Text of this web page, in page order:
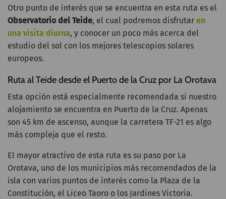
Otro punto de interés que se encuentra en esta ruta es el
Observatorio del Teide, el cual podremos disfrutar en
una visita diurna, y conocer un poco más acerca del
estudio del sol con los mejores telescopios solares
europeos.
Ruta al Teide desde el Puerto de la Cruz por La Orotava
Esta opción está especialmente recomendada si nuestro
alojamiento se encuentra en Puerto de la Cruz. Apenas
son 45 km de ascenso, aunque la carretera TF-21 es algo
más compleja que el resto.
El mayor atractivo de esta ruta es su paso por La
Orotava, uno de los municipios más recomendados de la
isla con varios puntos de interés como la Plaza de la
Constitución, el Liceo Taoro o los Jardines Victoria.